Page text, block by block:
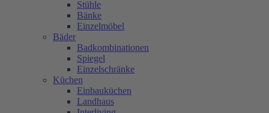
Stühle
Bänke
Einzelmöbel
Bäder
Badkombinationen
Spiegel
Einzelschränke
Küchen
Einbauküchen
Landhaus